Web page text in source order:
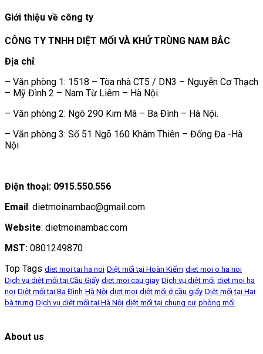
Giới thiệu về công ty
CÔNG TY TNHH DIỆT MỐI VÀ KHỬ TRÙNG NAM BẮC
Địa chỉ:
– Văn phòng 1: 1518 – Tòa nhà CT5 / DN3 – Nguyễn Cơ Thạch
– Mỹ Đình 2 – Nam Từ Liêm – Hà Nội.
– Văn phòng 2: Ngõ 290 Kim Mã – Ba Đình – Hà Nội.
– Văn phòng 3: Số 51 Ngõ 160 Khâm Thiên – Đống Đa -Hà
Nội
Điện thoại: 0915.550.556
Email : dietmoinambac@gmail.com
Website: dietmoinambac.com
MST: 0801249870
Top Tags diet moi tai ha noi Diệt mối tại Hoàn Kiếm diet moi o ha noi
Dịch vụ diệt mối tại Cầu Giấy diet moi cau giay Dịch vụ diệt mối diet moi ha
noi Diệt mối tại Ba Đình Hà Nội diet moi diệt mối ở cầu giấy Diệt mối tại Hai
bà trưng Dịch vụ diệt mối tại Hà Nội diệt mối tại chung cư phòng mối
About us